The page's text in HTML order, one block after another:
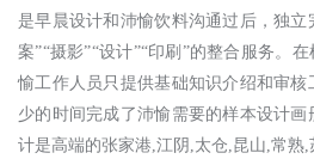
是早晨设计和沛愉饮料沟通过后，独立
案”“摄影”“设计”“印刷”的整合服务。
愉工作人员只提供基础知识介绍和审
少的时间完成了沛愉需要的样本设计
计是高端的张家港 ,江阴,太仓,昆山,常熟